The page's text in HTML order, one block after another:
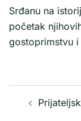
Srđanu na
početak
gostoprimstvu